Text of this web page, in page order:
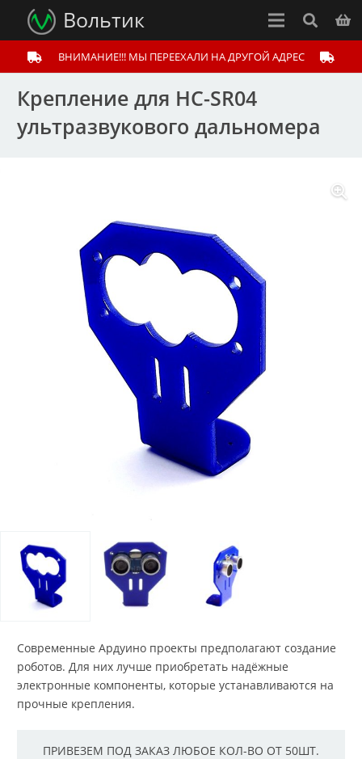
Вольтик
ВНИМАНИЕ!!! МЫ ПЕРЕЕХАЛИ НА ДРУГОЙ АДРЕС
Крепление для HC-SR04
ультразвукового дальномера
Современные Ардуино проекты предполагают создание
роботов. Для них лучше приобретать надёжные
электронные компоненты, которые устанавливаются на
прочные крепления.
ПРИВЕЗЕМ ПОД ЗАКАЗ ЛЮБОЕ КОЛ-ВО ОТ 50ШТ.